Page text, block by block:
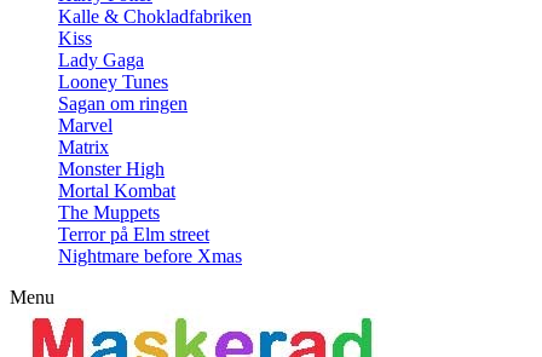
Kalle & Chokladfabriken
Kiss
Lady Gaga
Looney Tunes
Sagan om ringen
Marvel
Matrix
Monster High
Mortal Kombat
The Muppets
Terror på Elm street
Nightmare before Xmas
Menu